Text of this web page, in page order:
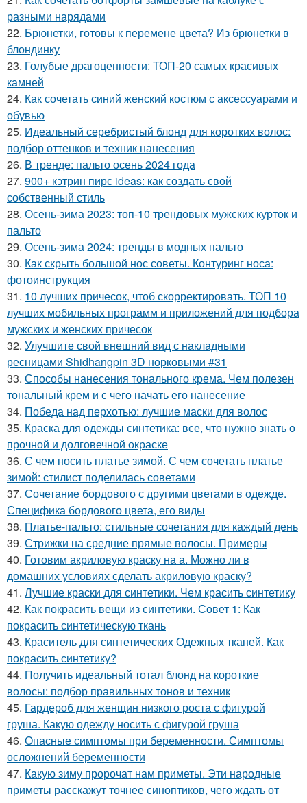
разными нарядами
22. Брюнетки, готовы к перемене цвета? Из брюнетки в
блондинку
23. Голубые драгоценности: ТОП-20 самых красивых
камней
24. Как сочетать синий женский костюм с аксессуарами и
обувью
25. Идеальный серебристый блонд для коротких волос:
подбор оттенков и техник нанесения
26. В тренде: пальто осень 2024 года
27. 900+ кэтрин пирс ideas: как создать свой
собственный стиль
28. Осень-зима 2023: топ-10 трендовых мужских курток и
пальто
29. Осень-зима 2024: тренды в модных пальто
30. Как скрыть большой нос советы. Контуринг носа:
фотоинструкция
31. 10 лучших причесок, чтоб скорректировать. ТОП 10
лучших мобильных программ и приложений для подбора
мужских и женских причесок
32. Улучшите свой внешний вид с накладными
ресницами Shidhangpin 3D норковыми #31
33. Способы нанесения тонального крема. Чем полезен
тональный крем и с чего начать его нанесение
34. Победа над перхотью: лучшие маски для волос
35. Краска для одежды синтетика: все, что нужно знать о
прочной и долговечной окраске
36. С чем носить платье зимой. С чем сочетать платье
зимой: стилист поделилась советами
37. Сочетание бордового с другими цветами в одежде.
Специфика бордового цвета, его виды
38. Платье-пальто: стильные сочетания для каждый день
39. Стрижки на средние прямые волосы. Примеры
40. Готовим акриловую краску на а. Можно ли в
домашних условиях сделать акриловую краску?
41. Лучшие краски для синтетики. Чем красить синтетику
42. Как покрасить вещи из синтетики. Совет 1: Как
покрасить синтетическую ткань
43. Краситель для синтетических Одежных тканей. Как
покрасить синтетику?
44. Получить идеальный тотал блонд на короткие
волосы: подбор правильных тонов и техник
45. Гардероб для женщин низкого роста с фигурой
груша. Какую одежду носить с фигурой груша
46. Опасные симптомы при беременности. Симптомы
осложнений беременности
47. Какую зиму пророчат нам приметы. Эти народные
приметы расскажут точнее синоптиков, чего ждать от